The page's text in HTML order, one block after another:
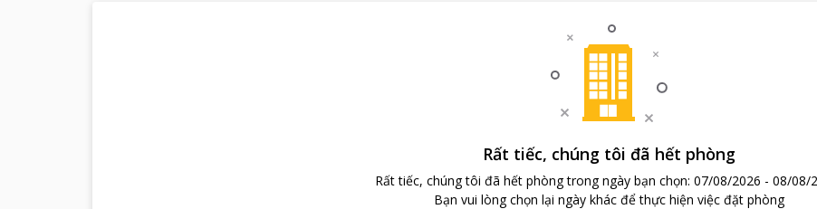
Rất tiếc, chúng tôi đã hết phòng
Rất tiếc, chúng tôi đã hết phòng trong ngày bạn chọn: 07/08/2026 - 08/08/
Bạn vui lòng chọn lại ngày khác để thực hiện việc đặt phòng